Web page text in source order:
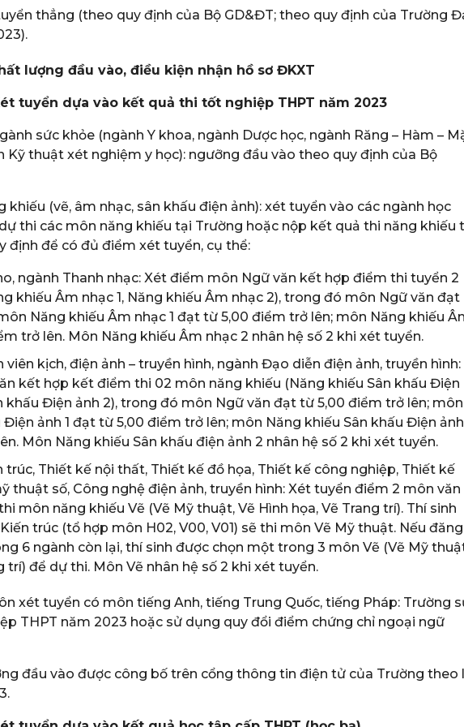
thẳng (theo quy định của Bộ GD&ĐT; theo quy định của Trường
lượng đầu vào, điều kiện nhận hồ sơ ĐKXT
tuyển dựa vào kết quả thi tốt nghiệp THPT năm 2023
sức khỏe (ngành Y khoa, ngành Dược học, ngành Răng – Hàm –
Kỹ thuật xét nghiệm y học): ngưỡng đầu vào theo quy định của Bộ
khiếu (vẽ, âm nhạc, sân khấu điện ảnh): xét tuyển vào các ngành học
thi các môn năng khiếu tại Trường hoặc nộp kết quả thi năng khiếu
định để có đủ điểm xét tuyển, cụ thể:
ngành Thanh nhạc: Xét điểm môn Ngữ văn kết hợp điểm thi tuyển 2
khiếu Âm nhạc 1, Năng khiếu Âm nhạc 2), trong đó môn Ngữ văn đạt
Năng khiếu Âm nhạc 1 đạt từ 5,00 điểm trở lên; môn Năng khiếu
trở lên. Môn Năng khiếu Âm nhạc 2 nhân hệ số 2 khi xét tuyển.
kịch, điện ảnh – truyền hình, ngành Đạo diễn điện ảnh, truyền hình:
kết hợp kết điểm thi 02 môn năng khiếu (Năng khiếu Sân khấu Điện
khấu Điện ảnh 2), trong đó môn Ngữ văn đạt từ 5,00 điểm trở lên; môn
Điện ảnh 1 đạt từ 5,00 điểm trở lên; môn Năng khiếu Sân khấu Điện
Môn Năng khiếu Sân khấu điện ảnh 2 nhân hệ số 2 khi xét tuyển.
trúc, Thiết kế nội thất, Thiết kế đồ họa, Thiết kế công nghiệp, Thiết kế
thuật số, Công nghệ điện ảnh, truyền hình: Xét tuyển điểm 2 môn văn
môn năng khiếu Vẽ (Vẽ Mỹ thuật, Vẽ Hình họa, Vẽ Trang trí). Thí sinh
trúc (tổ hợp môn H02, V00, V01) sẽ thi môn Vẽ Mỹ thuật. Nếu đăng
6 ngành còn lại, thí sinh được chọn một trong 3 môn Vẽ (Vẽ Mỹ
trí) để dự thi. Môn Vẽ nhân hệ số 2 khi xét tuyển.
xét tuyển có môn tiếng Anh, tiếng Trung Quốc, tiếng Pháp: Trường
THPT năm 2023 hoặc sử dụng quy đổi điểm chứng chỉ ngoại ngữ
đầu vào được công bố trên cổng thông tin điện tử của Trường theo